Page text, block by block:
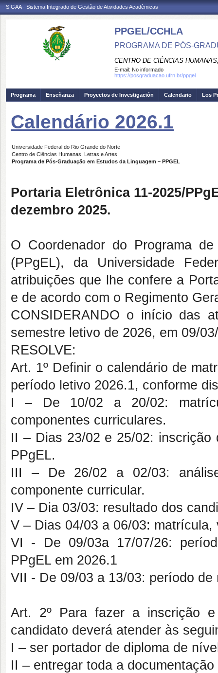
SIGAA - Sistema Integrado de Gestão de Atividades Acadêmicas
PPGEL/CCHLA
PROGRAMA DE PÓS-
CENTRO DE CIÊNCIAS
E-mail: No informado
https://posgraduacao.ufrn.br/ppgel
Programa Enseñanza Proyectos de Investigación Calendario Los
Calendário 2026.1
Universidade Federal do Rio Grande do Norte
Centro de Ciências Humanas, Letras e Artes
Programa de Pós-Graduação em Estudos da Linguagem – PPGEL
Portaria Eletrônica
dezembro 2025.
O Coordenador do Programa
(PPgEL), da Universidade
atribuições que lhe confere a
e de acordo com o Regimento
CONSIDERANDO o início das
semestre letivo de 2026, em 09/
RESOLVE:
Art. 1º Definir o calendário de
período letivo 2026.1, conforme
I – De 10/02 a 20/02:
componentes curriculares.
II – Dias 23/02 e 25/02:
PPgEL.
III – De 26/02 a 02/03:
componente curricular.
IV – Dia 03/03: resultado dos
V – Dias 04/03 a 06/03:
VI - De 09/03a 17/07/26:
PPgEL em 2026.1
VII - De 09/03 a 13/03: período
Art. 2º Para fazer a inscrição
candidato deverá atender às
I – ser portador de diploma de
II – entregar toda a